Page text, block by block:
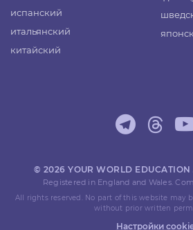
испанский
итальянский
китайский
© 2026 YOUR WORLD
Registered in England and Wales.
All rights reserved. No part of this website may
without prior written
Настройки